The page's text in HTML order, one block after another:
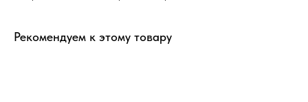
Рекомендуем к этому товару